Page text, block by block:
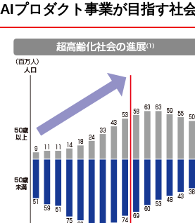
AIプロダクト事業が目指す社